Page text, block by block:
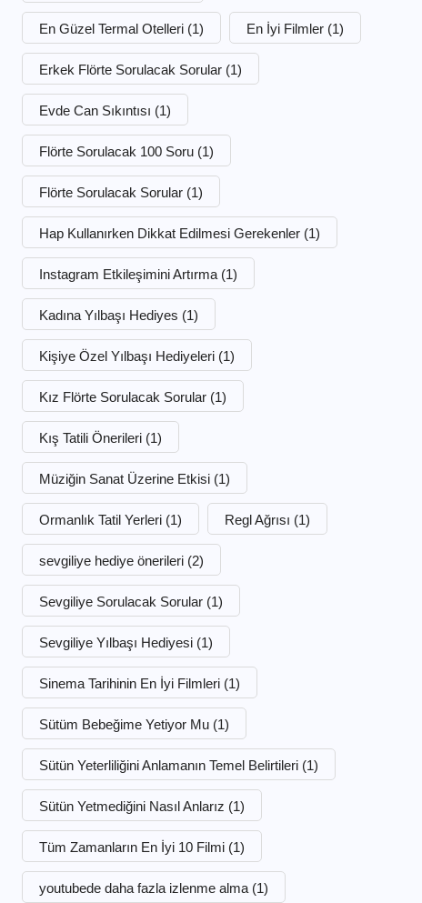
En Güzel Termal Otelleri (1) En İyi Filmler (1)
Erkek Flörte Sorulacak Sorular (1)
Evde Can Sıkıntısı (1)
Flörte Sorulacak 100 Soru (1)
Flörte Sorulacak Sorular (1)
Hap Kullanırken Dikkat Edilmesi Gerekenler (1)
Instagram Etkileşimini Artırma (1)
Kadına Yılbaşı Hediyes (1)
Kişiye Özel Yılbaşı Hediyeleri (1)
Kız Flörte Sorulacak Sorular (1)
Kış Tatili Önerileri (1)
Müziğin Sanat Üzerine Etkisi (1)
Ormanlık Tatil Yerleri (1) Regl Ağrısı (1)
sevgiliye hediye önerileri (2)
Sevgiliye Sorulacak Sorular (1)
Sevgiliye Yılbaşı Hediyesi (1)
Sinema Tarihinin En İyi Filmleri (1)
Sütüm Bebeğime Yetiyor Mu (1)
Sütün Yeterliliğini Anlamanın Temel Belirtileri (1)
Sütün Yetmediğini Nasıl Anlarız (1)
Tüm Zamanların En İyi 10 Filmi (1)
youtubede daha fazla izlenme alma (1)